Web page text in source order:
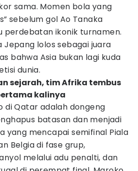
sama. Momen bola yang
sebelum gol Ao Tanaka
perdebatan ikonik turnamen.
Jepang lolos sebagai juara
bahwa Asia bukan lagi kuda
dunia.
sejarah, tim Afrika tembus
kalinya
di Qatar adalah dongeng
batasan dan menjadi
yang mencapai semifinal Piala
Belgia di fase grup,
melalui adu penalti, dan